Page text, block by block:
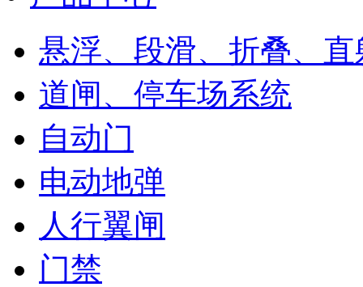
悬浮、段滑、折叠、直
道闸、停车场系统
自动门
电动地弹
人行翼闸
门禁